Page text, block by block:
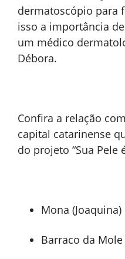
dermatoscópio para
isso a importância
um médico
Débora.
Confira a relação
capital catarinense
do projeto “Sua Pele
Mona (Joaquina)
Barraco da